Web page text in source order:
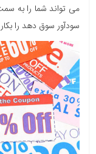
می تواند شما را به
سودآور سوق دهد را